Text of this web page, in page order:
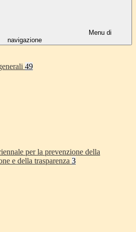
Menu di
navigazione
49
per la prevenzione della
e della trasparenza 3